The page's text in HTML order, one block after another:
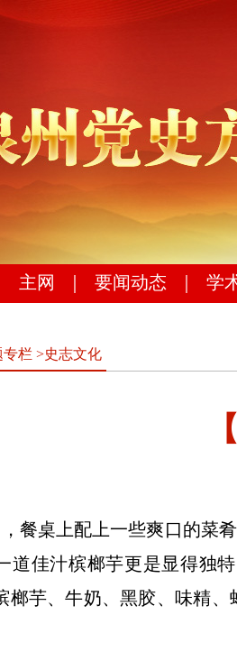
主网 要闻动态 学
专栏 >史志文化
餐桌上配上一些爽口的菜
道佳汁槟榔芋更是显得独
榔芋、牛奶、黑胶、味精